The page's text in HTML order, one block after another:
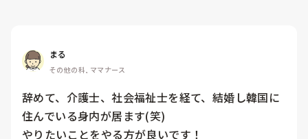
まる
その他の科, ママナース
辞めて、介護士、社会福祉士を経て、結婚し韓国に
住んでいる身内が居ます(笑)
やりたいことをやる方が良いです！